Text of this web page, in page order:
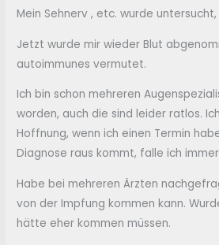
Mein Sehnerv , etc. wurde untersucht,
Jetzt wurde mir wieder Blut
autoimmunes vermutet.
Ich bin schon mehreren
worden, auch die sind leider ratlos.
Hoffnung, wenn ich einen Termin
Diagnose raus kommt, falle ich
Habe bei mehreren Ärzten
von der Impfung kommen kann.
hätte eher kommen müssen.